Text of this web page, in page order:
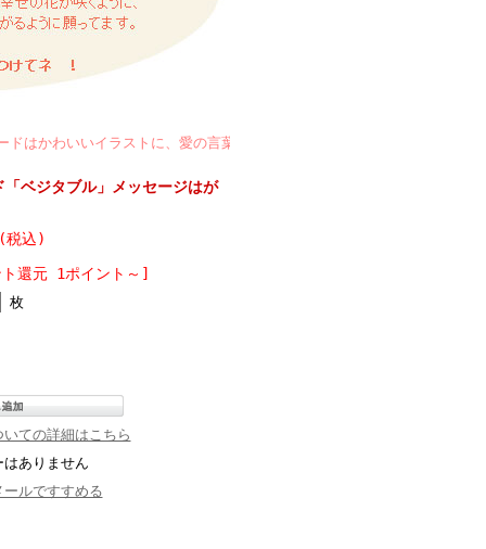
いイラストに、愛の言葉がいっぱいつまっています。和道楽はマエダタ
ベジタブル」メッセージはが
税込)
還元 1ポイント～]
枚
ての詳細はこちら
はありません
ールですすめる